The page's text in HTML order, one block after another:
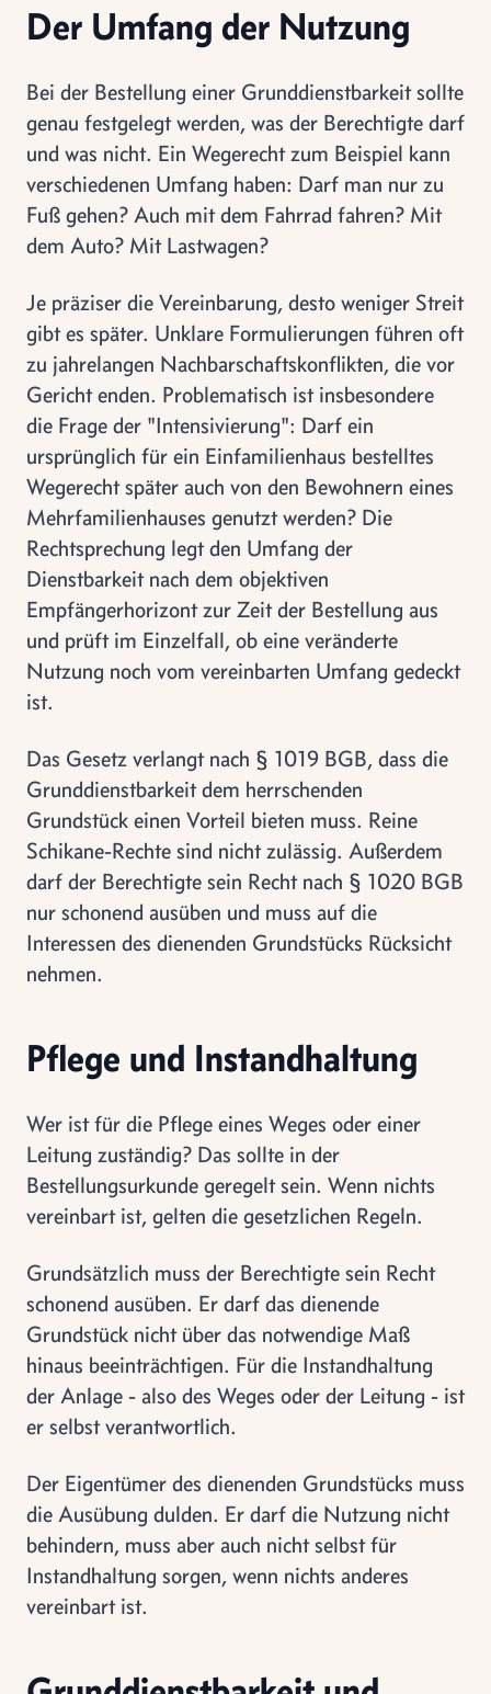
Der Umfang der Nutzung
Bei der Bestellung einer Grunddienstbarkeit sollte
genau festgelegt werden, was der Berechtigte darf
und was nicht. Ein Wegerecht zum Beispiel kann
verschiedenen Umfang haben: Darf man nur zu
Fuß gehen? Auch mit dem Fahrrad fahren? Mit
dem Auto? Mit Lastwagen?
Je präziser die Vereinbarung, desto weniger Streit
gibt es später. Unklare Formulierungen führen oft
zu jahrelangen Nachbarschaftskonflikten, die vor
Gericht enden. Problematisch ist insbesondere
die Frage der "Intensivierung": Darf ein
ursprünglich für ein Einfamilienhaus bestelltes
Wegerecht später auch von den Bewohnern eines
Mehrfamilienhauses genutzt werden? Die
Rechtsprechung legt den Umfang der
Dienstbarkeit nach dem objektiven
Empfängerhorizont zur Zeit der Bestellung aus
und prüft im Einzelfall, ob eine veränderte
Nutzung noch vom vereinbarten Umfang gedeckt
ist.
Das Gesetz verlangt nach § 1019 BGB, dass die
Grunddienstbarkeit dem herrschenden
Grundstück einen Vorteil bieten muss. Reine
Schikane-Rechte sind nicht zulässig. Außerdem
darf der Berechtigte sein Recht nach § 1020 BGB
nur schonend ausüben und muss auf die
Interessen des dienenden Grundstücks Rücksicht
nehmen.
Pflege und Instandhaltung
Wer ist für die Pflege eines Weges oder einer
Leitung zuständig? Das sollte in der
Bestellungsurkunde geregelt sein. Wenn nichts
vereinbart ist, gelten die gesetzlichen Regeln.
Grundsätzlich muss der Berechtigte sein Recht
schonend ausüben. Er darf das dienende
Grundstück nicht über das notwendige Maß
hinaus beeinträchtigen. Für die Instandhaltung
der Anlage - also des Weges oder der Leitung - ist
er selbst verantwortlich.
Der Eigentümer des dienenden Grundstücks muss
die Ausübung dulden. Er darf die Nutzung nicht
behindern, muss aber auch nicht selbst für
Instandhaltung sorgen, wenn nichts anderes
vereinbart ist.